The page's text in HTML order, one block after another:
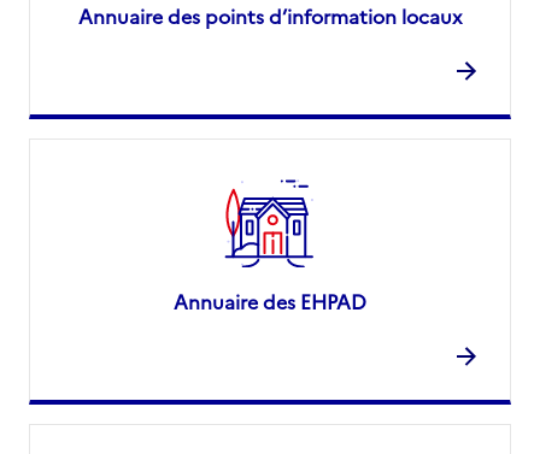
Annuaire des points d’information locaux
Annuaire des EHPAD